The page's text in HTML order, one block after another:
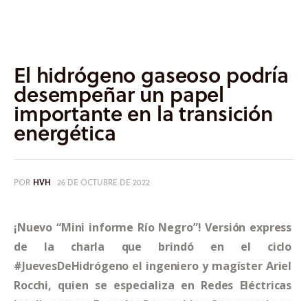
El hidrógeno gaseoso podría
desempeñar un papel
importante en la transición
energética
POR HVH 26 DE OCTUBRE DE 2022
¡Nuevo “Mini informe Río Negro”! Versión express
de la charla que brindó en el ciclo
#JuevesDeHidrógeno el ingeniero y magíster Ariel
Rocchi, quien se especializa en Redes Eléctricas